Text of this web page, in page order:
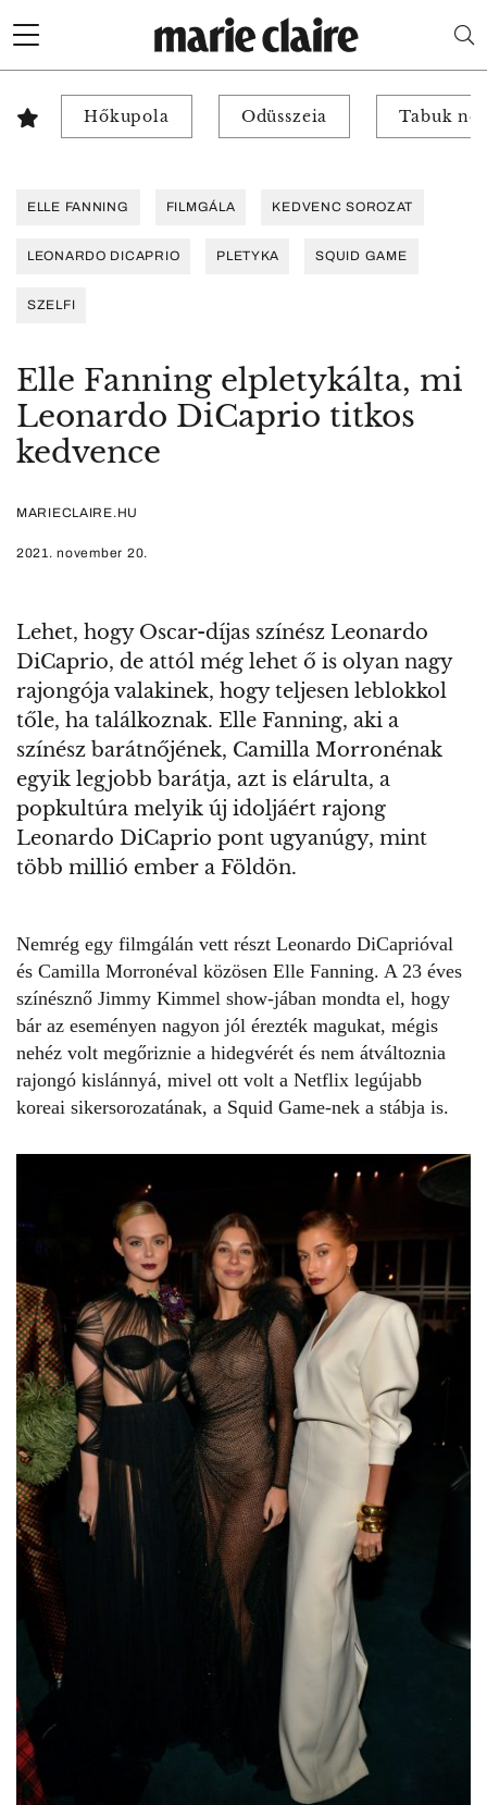
Hőkupola Odüsszeia Tabuk
ELLE FANNING FILMGÁLA KEDVENC SOROZAT
LEONARDO DICAPRIO PLETYKA SQUID GAME
SZELFI
Elle Fanning elpletykálta, mi
Leonardo DiCaprio titkos
kedvence
MARIECLAIRE.HU
2021. november 20.
Lehet, hogy Oscar-díjas színész Leonardo
DiCaprio, de attól még lehet ő is olyan nagy
rajongója valakinek, hogy teljesen leblokkol
tőle, ha találkoznak. Elle Fanning, aki a
színész barátnőjének, Camilla Morronénak
egyik legjobb barátja, azt is elárulta, a
popkultúra melyik új idoljáért rajong
Leonardo DiCaprio pont ugyanúgy, mint
több millió ember a Földön.
Nemrég egy filmgálán vett részt Leonardo DiCaprióval
és Camilla Morronéval közösen Elle Fanning. A 23 éves
színésznő Jimmy Kimmel show-jában mondta el, hogy
bár az eseményen nagyon jól érezték magukat, mégis
nehéz volt megőriznie a hidegvérét és nem átváltoznia
rajongó kislánnyá, mivel ott volt a Netflix legújabb
koreai sikersorozatának, a Squid Game-nek a stábja is.